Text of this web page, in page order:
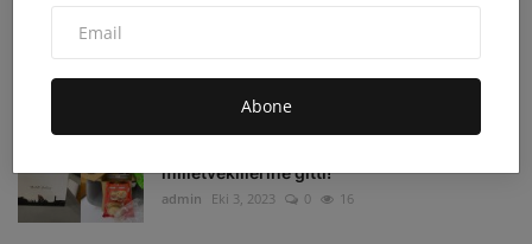
Abone
imha edildi
admin Eki 4, 2023 0 16
milletvekillerine gitti!
admin Eki 3, 2023 0 16